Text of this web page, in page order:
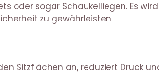
oder sogar Schaukelliegen. Es
zu gewährleisten.
Sitzflächen an, reduziert Druck